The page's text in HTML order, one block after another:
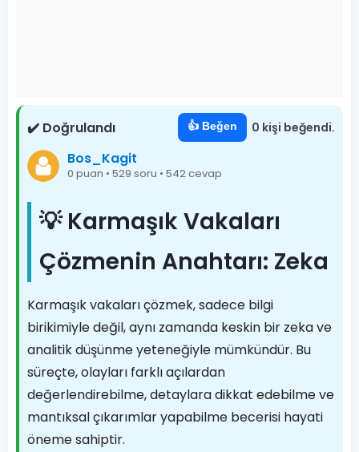
✔️ Doğrulandı 👍 Beğen 0 kişi beğendi.
Bos_Kagit
0 puan • 529 soru • 542 cevap
💡 Karmaşık Vakaları
Çözmenin Anahtarı: Zeka
Karmaşık vakaları çözmek, sadece bilgi
birikimiyle değil, aynı zamanda keskin bir zeka ve
analitik düşünme yeteneğiyle mümkündür. Bu
süreçte, olayları farklı açılardan
değerlendirebilme, detaylara dikkat edebilme ve
mantıksal çıkarımlar yapabilme becerisi hayati
öneme sahiptir.